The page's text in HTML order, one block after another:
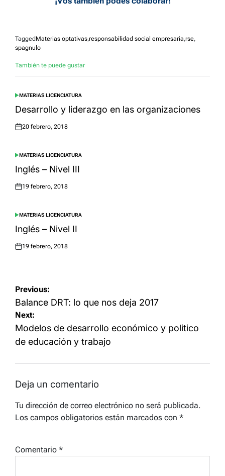
Tagged Materias optativas,responsabilidad social empresaria,rse,
spagnulo
También te puede gustar
POSTED
IN
MATERIAS LICENCIATURA
Desarrollo y liderazgo en las organizaciones
Posted
20 febrero, 2018
POSTED
IN
MATERIAS LICENCIATURA
Inglés – Nivel III
Posted
19 febrero, 2018
POSTED
IN
MATERIAS LICENCIATURA
Inglés – Nivel II
Posted
19 febrero, 2018
Navegación
de
entradas
Previous:
Balance DRT: lo que nos deja 2017
Next:
Modelos de desarrollo económico y politico
de educación y trabajo
Deja un comentario
Tu dirección de correo electrónico no será publicada.
Los campos obligatorios están marcados con *
Comentario *